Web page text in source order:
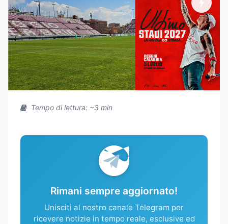
Tempo di lettura: ~3 min
Rimani sempre aggiornato!
Unisciti al nostro canale Telegram per
ricevere notizie in tempo reale, esclusive ed